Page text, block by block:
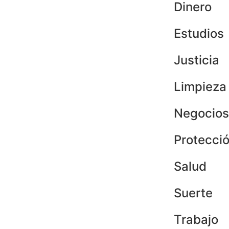
Dinero
Estudios
Justicia
Limpieza
Negocios
Salud
Suerte
Trabajo